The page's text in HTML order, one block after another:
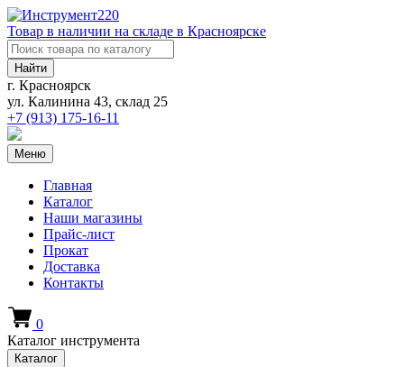
Товар в наличии на складе в Красноярске
Найти
г. Красноярск
ул. Калинина 43, склад 25
+7 (913) 175-16-11
Меню
Главная
Каталог
Наши магазины
Прайс-лист
Прокат
Доставка
Контакты
0
Каталог инструмента
Каталог